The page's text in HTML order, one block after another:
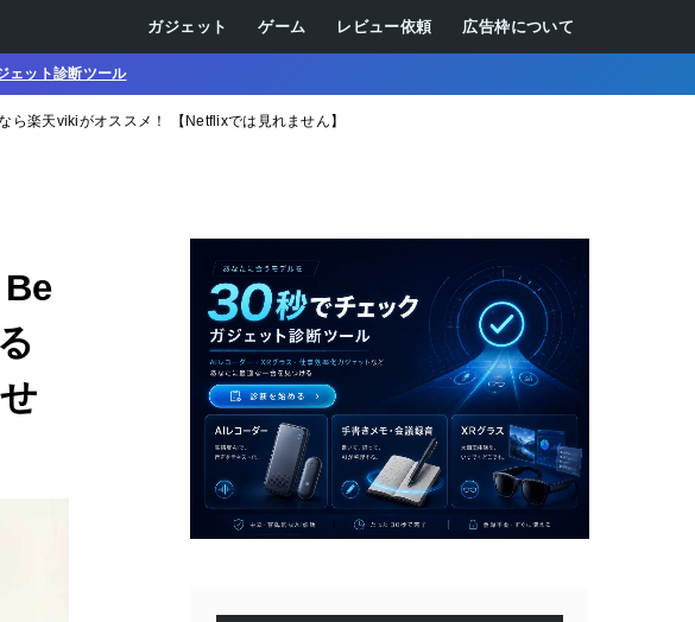
ガジェット ゲーム レビュー依頼 広告枠について
ェット診断ツール
楽天vikiがオススメ！ 【Netflixでは見れません】